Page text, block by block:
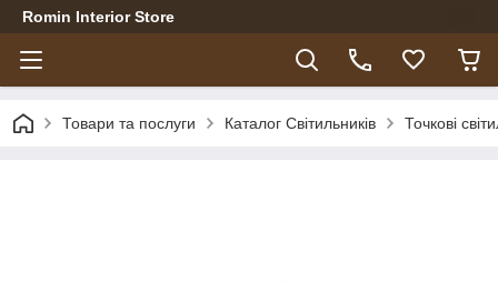
Romin Interior Store
Товари та послуги Каталог Світильників Точкові